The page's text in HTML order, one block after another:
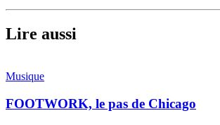
Lire aussi
Musique
FOOTWORK, le pas de Chicago